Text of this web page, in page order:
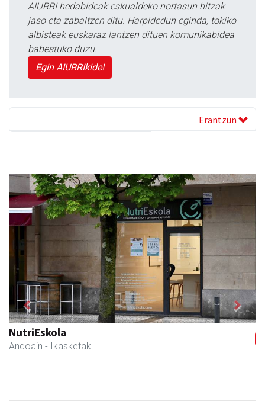
AIURRI hedabideak eskualdeko nortasun hitzak
jaso eta zabaltzen ditu. Harpidedun eginda, tokiko
albisteak euskaraz lantzen dituen komunikabidea
babestuko duzu.
Egin AIURRIkide!
Erantzun
Danena taberna
Andoain -
Previous Next